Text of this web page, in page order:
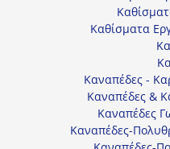
Καθίσματα
Καναπέδες -
Καναπέδες &
Καναπέδες
Καναπέδες-